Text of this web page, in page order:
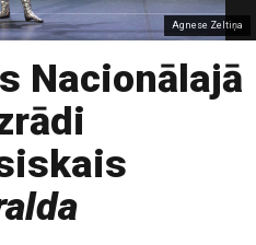
Agnese Zeltiņa
Nacionālajā